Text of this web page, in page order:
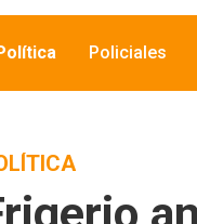
Policiales